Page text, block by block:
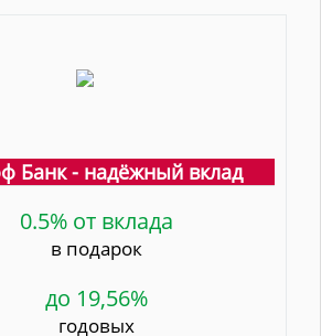
Банк - надёжный вклад
0.5% от вклада
в подарок
до 19,56%
годовых